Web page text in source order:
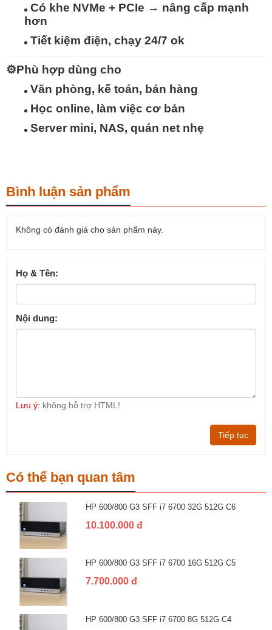
Có khe NVMe + PCIe → nâng cấp mạnh
hơn
Tiết kiệm điện, chạy 24/7 ok
⚙️Phù hợp dùng cho
Văn phòng, kế toán, bán hàng
Học online, làm việc cơ bản
Server mini, NAS, quán net nhẹ
Bình luận sản phẩm
Không có đánh giá cho sản phẩm này.
Họ & Tên:
Nội dung:
Lưu ý: không hỗ trợ HTML!
Tiếp tục
Có thể bạn quan tâm
HP 600/800 G3 SFF i7 6700 32G 512G C6
10.100.000 đ
HP 600/800 G3 SFF i7 6700 16G 512G C5
7.700.000 đ
HP 600/800 G3 SFF i7 6700 8G 512G C4